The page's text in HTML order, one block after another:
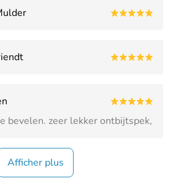
bevelen. zeer lekker ontbijtspek,
Afficher plus